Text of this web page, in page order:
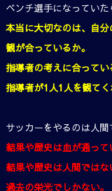
ベンチ選手になっていた
本当に大切なのは、自
観が合っているか。
指導者の考えに合ってい
指導者が1人1人を観てく
サッカーをやるのは人間
結果や歴史は血が通って
結果や歴史は人間ではな
過去の栄光でしかない。